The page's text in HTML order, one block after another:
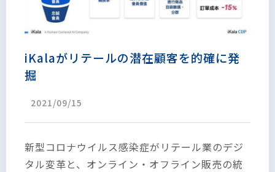
iKalaがリテールの潜在顧客を的確に発
掘
2021/09/15
新型コロナウイルス感染症がリテール業のデジ
タル変革と、オンライン・オフライン販売の統